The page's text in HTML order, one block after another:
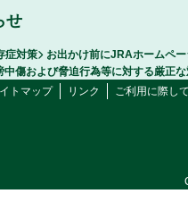
せ
症対策
お出かけ前にJRAホームペ
中傷および脅迫行為等に対する厳正
トマップ リンク ご利用に際し